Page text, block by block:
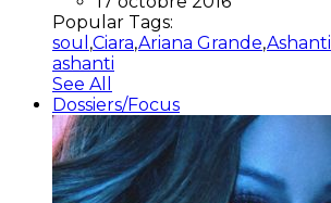
Popular Tags:
soul ,Ciara,Ariana Grande,Ashanti
ashanti
See All
Dossiers/Focus